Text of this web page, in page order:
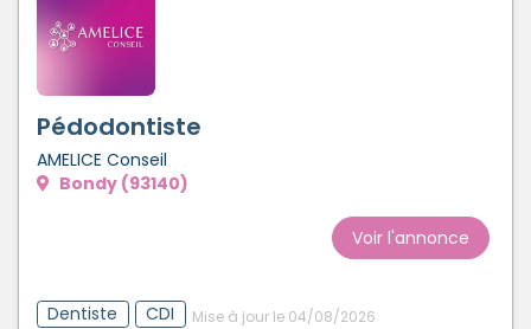
Pédodontiste
AMELICE Conseil
Bondy (93140)
Voir l'annonce
Dentiste CDI Mise à jour le 04/08/2026